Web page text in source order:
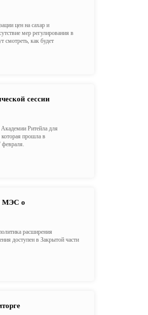
цен на сахар и
мер регулирования в
смотреть, как будет
сессии
Ритейла для
которая прошла в
февраля.
МЭС о
расширения
доступен в Закрытой части